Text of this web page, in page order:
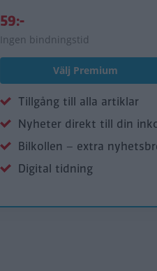
59:-
Ingen bindningstid
Välj Premium
Tillgång till alla artiklar
Nyheter direkt till din
Bilkollen – extra
Digital tidning